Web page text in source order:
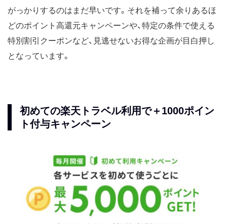
がっかりするのはまだ早いです。それを補って余りあるほ
どのポイント高還元キャンペーンや、特定の条件で使える
特別割引クーポンなど、見逃せないお得な企画が目白押し
となっています。
初めての楽天トラベル利用で＋1000ポイン
ト付与キャンペーン